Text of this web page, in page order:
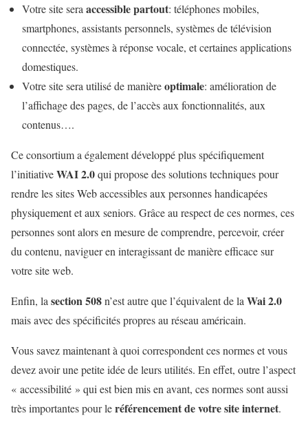
Votre site seraaccessible partout: téléphones mobiles,
smartphones, assistants personnels, systèmes de télévision
connectée, systèmes à réponse vocale, et certaines applications
domestiques.
Votre site sera utilisé de manièreoptimale: amélioration de
l’affichage des pages, de l’accès aux fonctionnalités, aux
contenus….
Ce consortium a également développé plus spécifiquement
l’initiativeWAI 2.0qui propose des solutions techniques pour
rendre les sites Web accessibles aux personnes handicapées
physiquement et aux seniors. Grâce au respect de ces normes, ces
personnes sont alors en mesure de comprendre, percevoir, créer
du contenu, naviguer en interagissant de manière efficace sur
votre site web.
Enfin, lasection 508n’est autre que l’équivalent de laWai 2.0
mais avec des spécificités propres au réseau américain.
Vous savez maintenant à quoi correspondent ces normes et vous
devez avoir une petite idée de leurs utilités. En effet, outre l’aspect
« accessibilité » qui est bien mis en avant, ces normes sont aussi
très importantes pour leréférencement de votre site internet.